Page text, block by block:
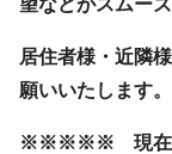
望などがスムー
居住者様・近隣
願いいたします。
※※※※※ 現在、